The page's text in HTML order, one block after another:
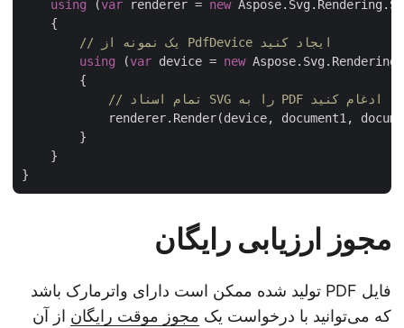
using (var renderer = new
    {
// یک نمونه از PdfDevice ایجاد کنید
using (var device = new
        {
// تمام اسناد SVG را به PDF ادغام کنید
renderer.Render(device, document1,
        }
    }
مجوز ارزیابی رایگان
فایل PDF تولید شده ممکن است دارای واترمارک باشد
که می‌توانید با درخواست یکمجوز موقت رایگاناز آن